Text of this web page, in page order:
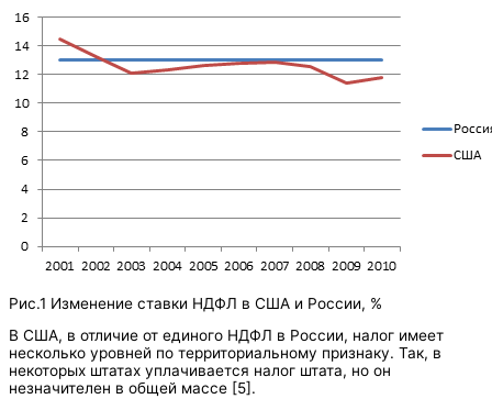
Рис.1 Изменение ставки НДФЛ в США и России, %
В США, в отличие от единого НДФЛ в России, налог имеет
несколько уровней по территориальному признаку. Так, в
некоторых штатах уплачивается налог штата, но он
незначителен в общей массе [5].